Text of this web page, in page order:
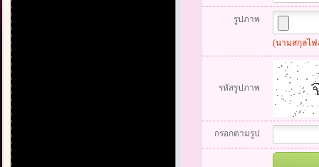
รูปภาพ
(นามสกุลไฟ
รหัสรูปภาพ
กรอกตามรูป